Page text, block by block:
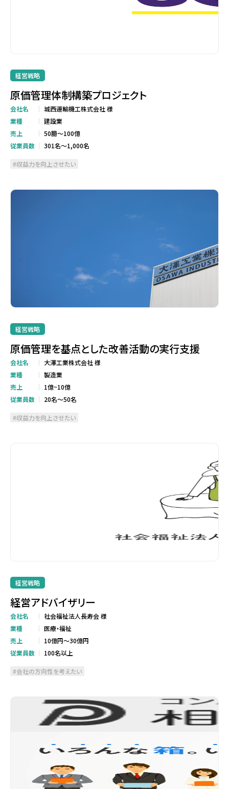
経営戦略
原価管理体制構築プロジェクト
会社名
城西運輸機工株式会社 様
業種
建設業
売上
50臆～100億
従業員数
301名～1,000名
収益力を向上させたい
経営戦略
原価管理を基点とした改善活動の実行支援
会社名
大澤工業株式会社 様
業種
製造業
売上
1億~10億
従業員数
20名～50名
収益力を向上させたい
経営戦略
経営アドバイザリー
会社名
社会福祉法人長寿会 様
業種
医療・福祉
売上
10億円～30億円
従業員数
100名以上
会社の方向性を考えたい